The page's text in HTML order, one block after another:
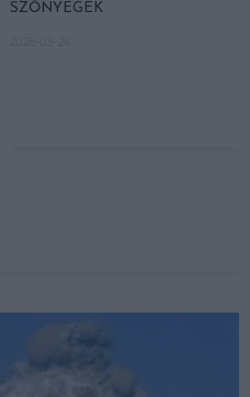
SZŐNYEGEK